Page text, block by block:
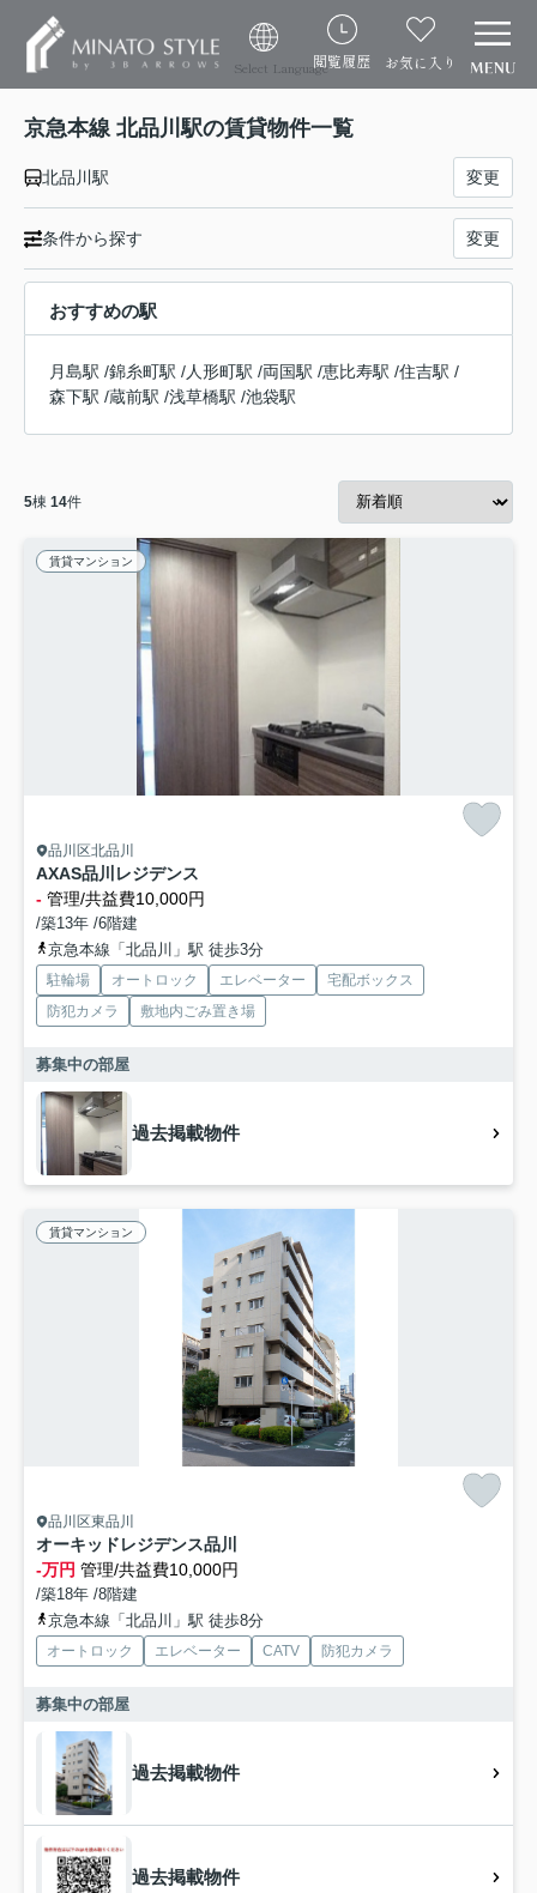
Select Language閲覧履歴 お気に入り
京急本線 北品川駅の賃貸物件一覧
北品川駅 変更
条件から探す 変更
おすすめの駅
月島駅 /錦糸町駅 /人形町駅 /両国駅 /恵比寿駅 /住吉駅 /
森下駅 /蔵前駅 /浅草橋駅 /池袋駅
5棟 14件
賃貸マンション
品川区北品川
AXAS品川レジデンス
- 管理/共益費10,000円
/築13年 /6階建
京急本線「北品川」駅 徒歩3分
駐輪場 オートロック エレベーター
宅配ボックス
防犯カメラ
敷地内ごみ置き場
募集中の部屋
過去掲載物件
賃貸マンション
品川区東品川
オーキッドレジデンス品川
-万円 管理/共益費10,000円
/築18年 /8階建
京急本線「北品川」駅 徒歩8分
オートロック エレベーター CATV 防犯カメラ
募集中の部屋
過去掲載物件
過去掲載物件